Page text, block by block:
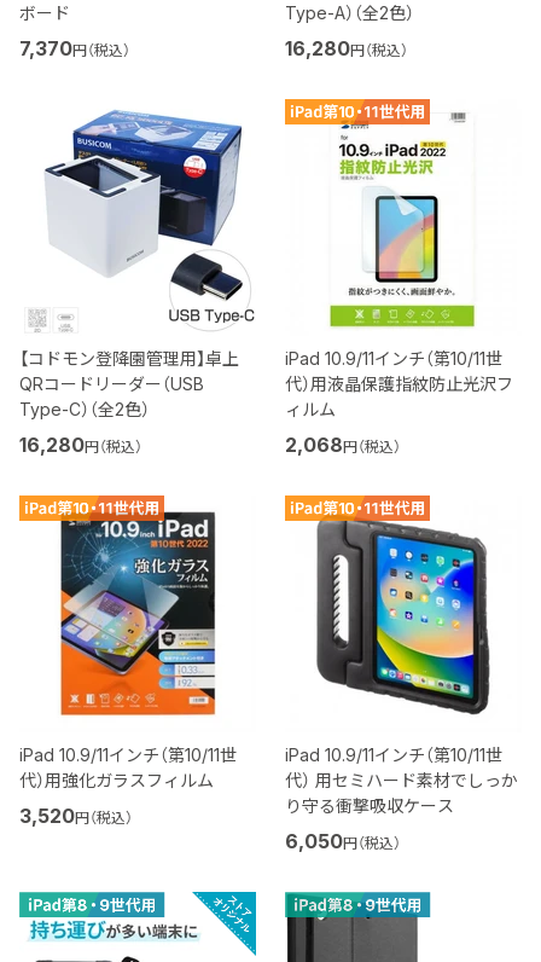
ボード
7,370円（税込）
Type-A）（全2色）
16,280円（税込）
【コドモン登降園管理用】卓上
QRコードリーダー（USB
Type-C）（全2色）
16,280円（税込）
iPad 10.9/11インチ（第10/11世
代）用液晶保護指紋防止光沢フ
ィルム
2,068円（税込）
iPad 10.9/11インチ（第10/11世
代）用強化ガラスフィルム
3,520円（税込）
iPad 10.9/11インチ（第10/11世
代） 用セミハード素材でしっか
り守る衝撃吸収ケース
6,050円（税込）